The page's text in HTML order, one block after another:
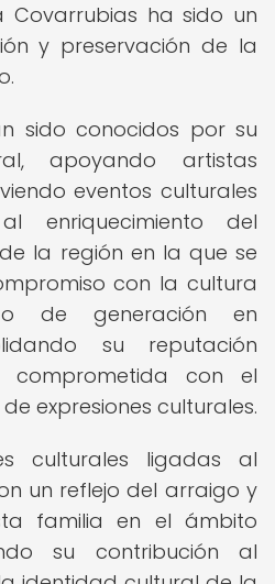
Covarrubias ha sido un
y preservación de la
sido conocidos por su
apoyando artistas
eventos culturales
enriquecimiento del
la región en la que se
con la cultura
de generación en
su reputación
con el
expresiones culturales.
culturales ligadas al
un reflejo del arraigo y
familia en el ámbito
su contribución al